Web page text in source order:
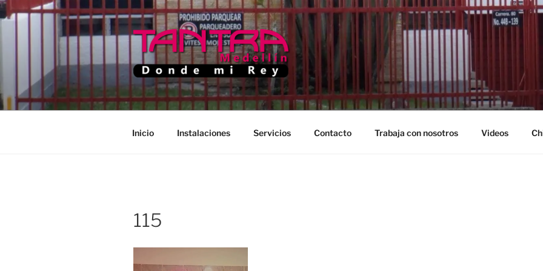
Saltar
al
TANTRA MEDELLIN
Donde Mi Rey
Inicio Instalaciones Servicios Contacto Trabaja con nosotros Videos
115